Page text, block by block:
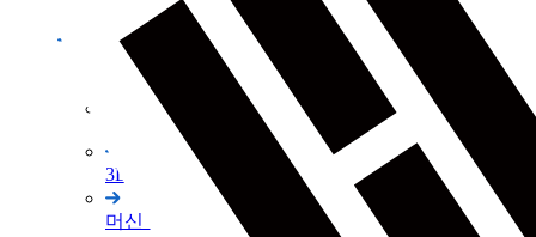
제품정보 카테고리
토탈 스테이션
3D 스캐너
머신 컨트롤